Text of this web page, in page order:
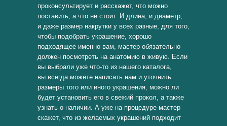
проконсультирует и расскажет, что можно
поставить, а что не стоит. И длина, и диаметр,
и даже размер накрутки у всех разные, для того,
чтобы подобрать украшение, хорошо
подходящее именно вам, мастер обязательно
должен посмотреть на анатомию в живую. Если
вы выбрали уже что-то из нашего каталога,
вы всегда можете написать нам и уточнить
размеры того или иного украшения, можно ли
будет установить его в свежий прокол, а также
узнать о наличии. А уже на процедуре мастер
скажет, что из желаемых украшений подходит